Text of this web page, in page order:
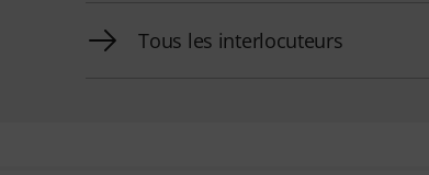
Tous les interlocuteurs